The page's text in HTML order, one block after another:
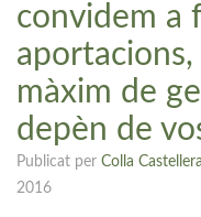
convidem a
màxim de
depèn de
Publicat per Colla
2016